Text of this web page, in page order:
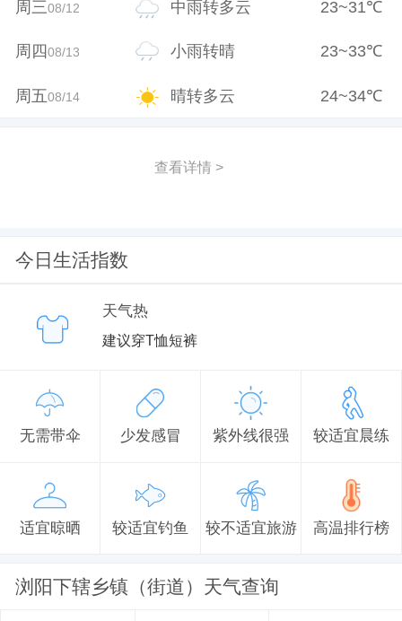
周三08/12 中雨转多云 23~31℃
周四08/13 小雨转晴 23~33℃
周五08/14 晴转多云 24~34℃
查看详情 >
今日生活指数
天气热
建议穿T恤短裤
无需带伞 少发感冒 紫外线很强 较适宜晨练
适宜晾晒 较适宜钓鱼 较不适宜旅游 高温排行榜
浏阳下辖乡镇（街道）天气查询